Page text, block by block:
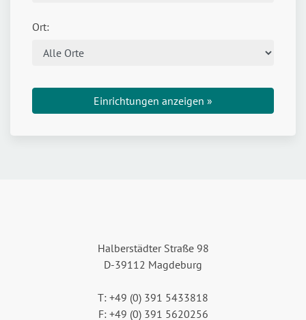
Ort:
Einrichtungen anzeigen »
Halberstädter Straße 98
D-39112 Magdeburg
T: +49 (0) 391 5433818
F: +49 (0) 391 5620256